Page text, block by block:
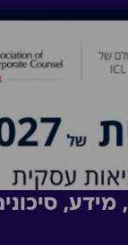
סדנה: העסקה מסחרית ב 2027,